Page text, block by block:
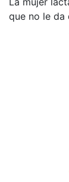
que no le da